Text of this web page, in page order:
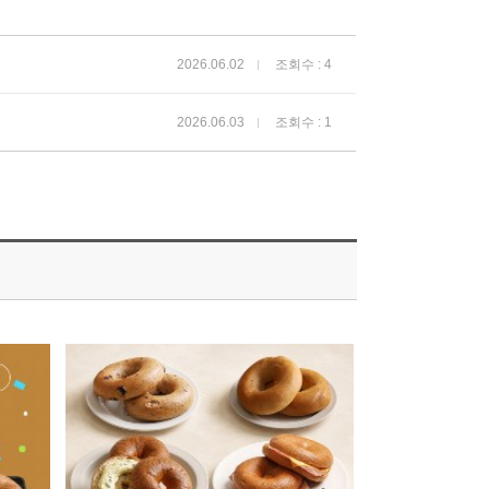
2026.06.02 조회수 : 4
2026.06.03 조회수 : 1